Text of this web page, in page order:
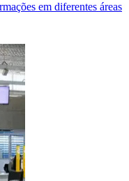
em diferentes áreas